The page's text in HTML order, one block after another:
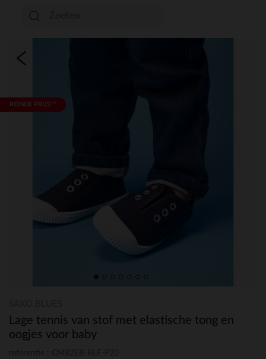
RONDE PRIJS**
Lage tennis van stof met elastische tong en
oogjes voor baby